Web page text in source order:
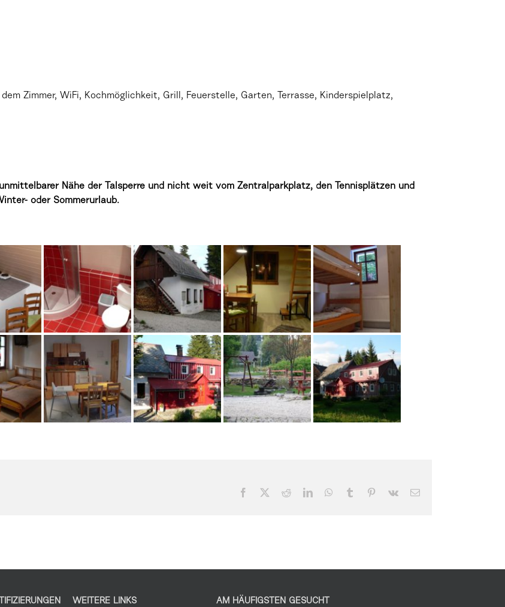
Zimmer, WiFi, Kochmöglichkeit, Grill, Feuerstelle, Garten, Terrasse, Kinderspielplatz,
Nähe der Talsperre und nicht weit vom Zentralparkplatz, den Tennisplätzen und
oder Sommerurlaub.
Facebook RedditLinkedInWhatsApp
Tumblr Pinterest
Vk Email
WEITERE LINKS AM HÄUFIGSTEN GESUCHT